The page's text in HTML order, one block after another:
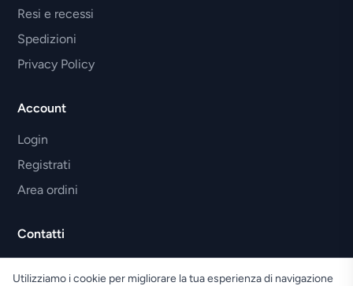
Resi e recessi
Spedizioni
Privacy Policy
Account
Login
Registrati
Area ordini
Contatti
Utilizziamo i cookie per migliorare la tua esperienza di navigazione